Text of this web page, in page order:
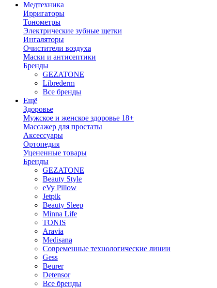
Медтехника
Ирригаторы
Тонометры
Электрические зубные щетки
Ингаляторы
Очистители воздуха
Маски и антисептики
Бренды
GEZATONE
Librederm
Все бренды
Ещё
Здоровье
Мужское и женское здоровье 18+
Массажер для простаты
Аксессуары
Ортопедия
Уцененные товары
Бренды
GEZATONE
Beauty Style
eVy Pillow
Jetpik
Beauty Sleep
Minna Life
TONIS
Aravia
Medisana
Современные технологические линии
Gess
Beurer
Detensor
Все бренды